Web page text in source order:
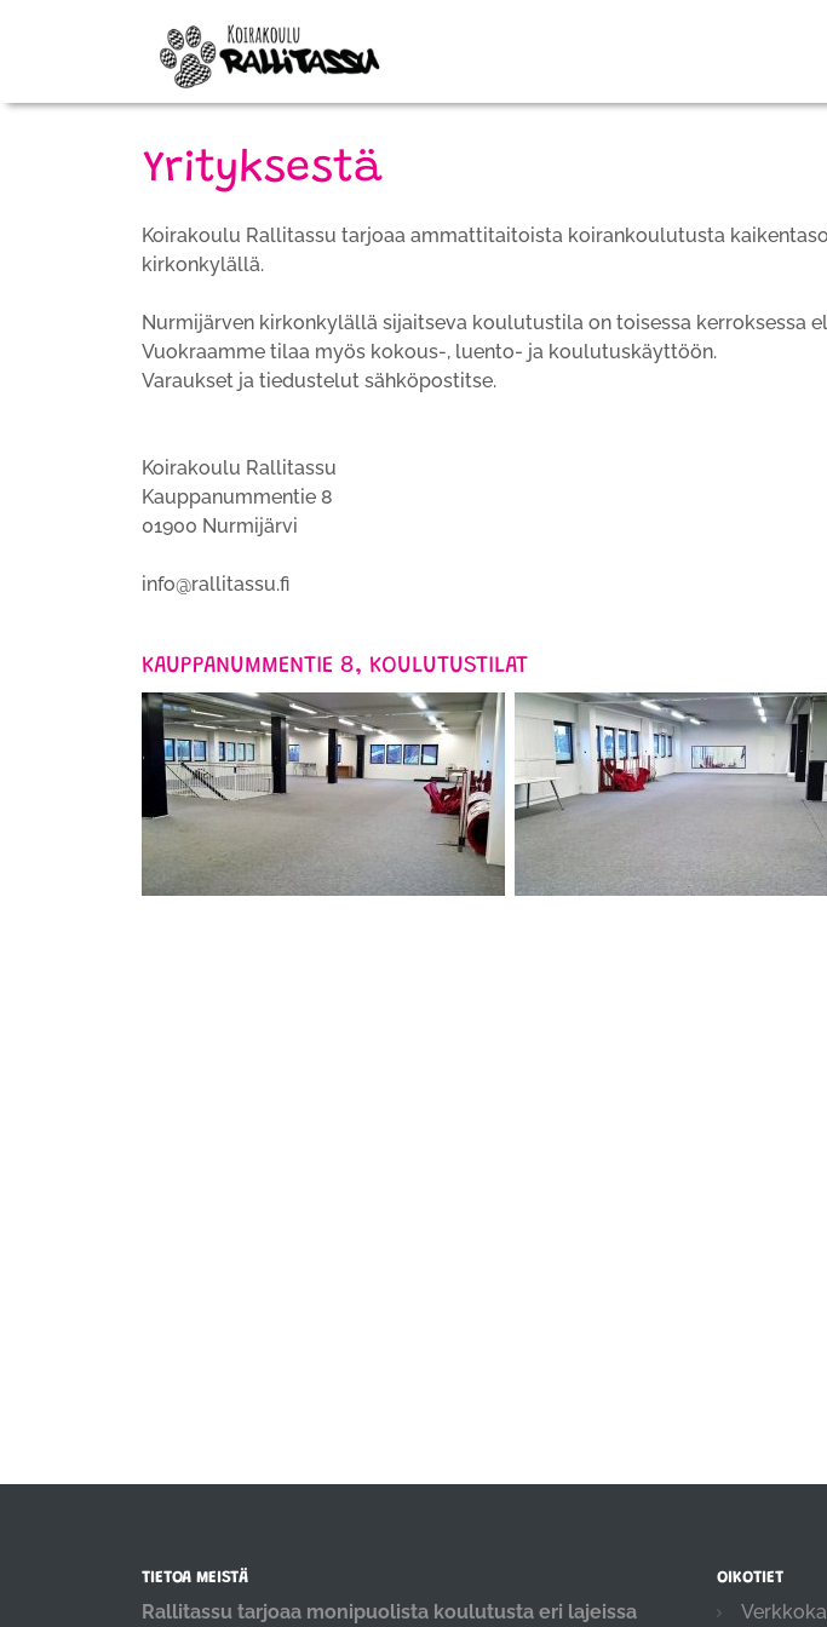
Yrityksestä
Koirakoulu Rallitassu tarjoaa ammattitaitoista koirankoulutusta
kirkonkylällä.
Nurmijärven kirkonkylällä sijaitseva koulutustila on toisessa kerroksessa
Vuokraamme tilaa myös kokous-, luento- ja koulutuskäyttöön.
Varaukset ja tiedustelut sähköpostitse.
Koirakoulu Rallitassu
Kauppanummentie 8
01900 Nurmijärvi
info@rallitassu.fi
KAUPPANUMMENTIE 8, KOULUTUSTILAT
TIETOA MEISTÄ
Rallitassu tarjoaa monipuolista koulutusta eri lajeissa
OIKOTIET